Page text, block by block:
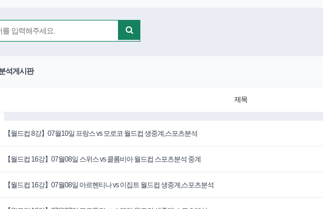
석게시판
제목
【월드컵 8강】07월10일 프랑스 vs 모로코 월드컵 생중계,스포츠분석
【월드컵 16강】07월08일 스위스 vs 콜롬비아 월드컵 스포츠분석 중계
【월드컵 16강】07월08일 아르헨티나 vs 이집트 월드컵 생중계,스포츠분석